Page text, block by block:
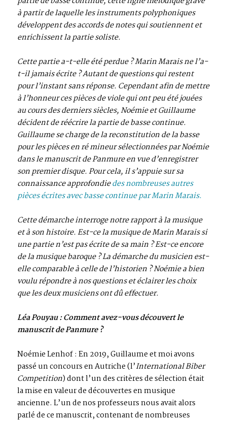
à partir de laquelle les instruments polyphoniques
développent des accords de notes qui soutiennent et
enrichissent la partie soliste.
Cette partie a-t-elle été perdue ? Marin Marais ne l’a-
t-il jamais écrite ? Autant de questions qui restent
pour l’instant sans réponse. Cependant afin de mettre
à l’honneur ces pièces de viole qui ont peu été jouées
au cours des derniers siècles, Noémie et Guillaume
décident de réécrire la partie de basse continue.
Guillaume se charge de la reconstitution de la basse
pour les pièces en ré mineur sélectionnées par Noémie
dans le manuscrit de Panmure en vue d’enregistrer
son premier disque. Pour cela, il s’appuie sur sa
connaissance approfondiedes nombreuses autres
pièces écrites avec basse continue par Marin Marais.
Cette démarche interroge notre rapport à la musique
et à son histoire. Est-ce la musique de Marin Marais si
une partie n’est pas écrite de sa main ? Est-ce encore
de la musique baroque ? La démarche du musicien est-
elle comparable à celle de l’historien ? Noémie a bien
voulu répondre à nos questions et éclairer les choix
que les deux musiciens ont dû effectuer.
Léa Pouyau : Comment avez-vous découvert le
manuscrit de Panmure ?
Noémie Lenhof : En 2019, Guillaume et moi avons
passé un concours en Autriche (l’International Biber
Competition) dont l’un des critères de sélection était
la mise en valeur de découvertes en musique
ancienne. L’un de nos professeurs nous avait alors
parlé de ce manuscrit, contenant de nombreuses